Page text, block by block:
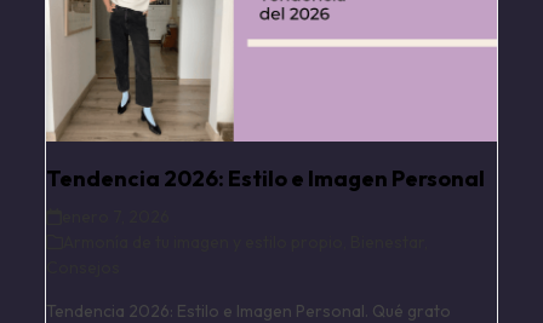
Tendencia 2026: Estilo e Imagen Personal
Tendencia 2026: Estilo e Imagen Personal. Qué grato